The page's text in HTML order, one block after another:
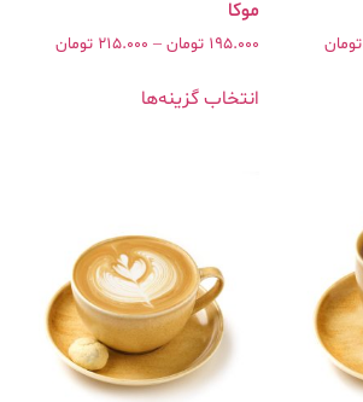
تومان
موکا
195.000 تومان –
215.000 تومان
انتخاب گزینه‌ها